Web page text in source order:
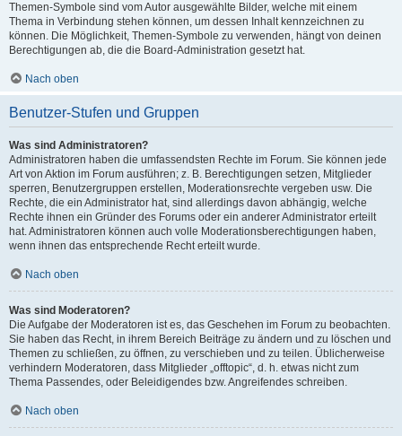
Themen-Symbole sind vom Autor ausgewählte Bilder, welche mit einem
Thema in Verbindung stehen können, um dessen Inhalt kennzeichnen zu
können. Die Möglichkeit, Themen-Symbole zu verwenden, hängt von deinen
Berechtigungen ab, die die Board-Administration gesetzt hat.
Nach oben
Benutzer-Stufen und Gruppen
Was sind Administratoren?
Administratoren haben die umfassendsten Rechte im Forum. Sie können jede
Art von Aktion im Forum ausführen; z. B. Berechtigungen setzen, Mitglieder
sperren, Benutzergruppen erstellen, Moderationsrechte vergeben usw. Die
Rechte, die ein Administrator hat, sind allerdings davon abhängig, welche
Rechte ihnen ein Gründer des Forums oder ein anderer Administrator erteilt
hat. Administratoren können auch volle Moderationsberechtigungen haben,
wenn ihnen das entsprechende Recht erteilt wurde.
Nach oben
Was sind Moderatoren?
Die Aufgabe der Moderatoren ist es, das Geschehen im Forum zu beobachten.
Sie haben das Recht, in ihrem Bereich Beiträge zu ändern und zu löschen und
Themen zu schließen, zu öffnen, zu verschieben und zu teilen. Üblicherweise
verhindern Moderatoren, dass Mitglieder „offtopic“, d. h. etwas nicht zum
Thema Passendes, oder Beleidigendes bzw. Angreifendes schreiben.
Nach oben